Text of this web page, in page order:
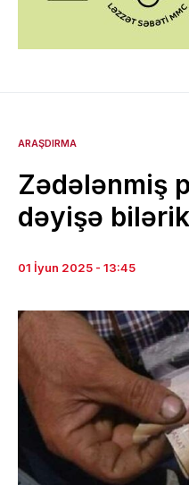
ARAŞDIRMA
Zədələnmiş
dəyişə
01 İyun 2025 - 13:45